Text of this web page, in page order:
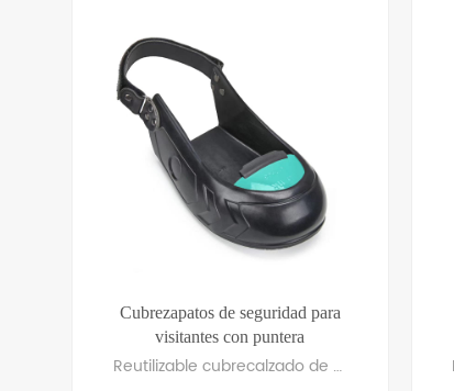
Cubrezapatos de seguridad para
visitantes con puntera
Reutilizable cubrecalzado de seguridad para visitantes Con puntera ligera de aleación de aluminio/titanio y suela de goma antideslizante. Ajuste universal con correa de velcro ajustable. Cumple con la norma EN 12568 sobre puntera protectora, ideal para la seguridad de visitantes en el sector industrial.